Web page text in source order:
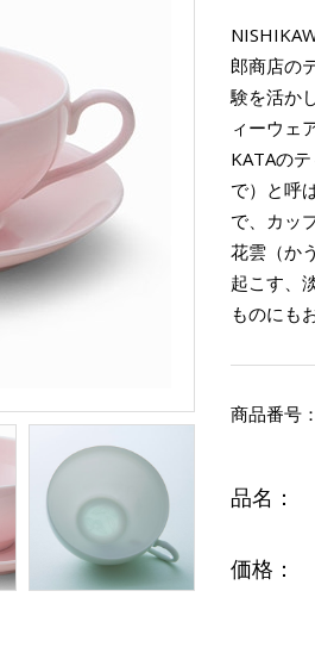
郎商店の
験を活か
ィーウェ
KATAの
で）と呼
で、カッ
花雲（か
起こす、
ものにも
商品番号：
品名：
価格：